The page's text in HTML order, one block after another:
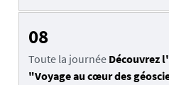
08
Toute la journée Découvrez
"Voyage au cœur des